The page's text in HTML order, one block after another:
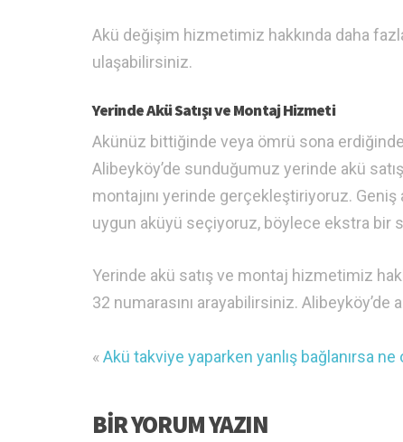
Akü değişim hizmetimiz hakkında daha
ulaşabilirsiniz.
Yerinde Akü Satışı ve Montaj Hizmeti
Akünüz bittiğinde veya ömrü sona
Alibeyköy’de sunduğumuz yerinde akü
montajını yerinde gerçekleştiriyoruz.
uygun aküyü seçiyoruz, böylece ekstra bir
Yerinde akü satış ve montaj hizmetimiz
32 numarasını arayabilirsiniz. Alibeyköy’de
«Akü takviye yaparken yanlış bağlanırsa ne
BIR YORUM YAZIN